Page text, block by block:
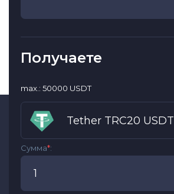
Получаете
max.: 50000 USDT
Tether TRC20 USDT
Сумма*: